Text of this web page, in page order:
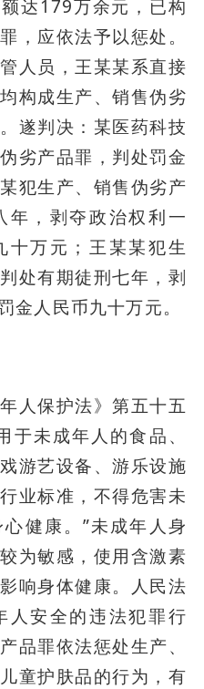
达179万余元，已构
，应依法予以惩处。
人员，王某某系直接
构成生产、销售伪劣
遂判决：某医药科技
劣产品罪，判处罚金
犯生产、销售伪劣产
年，剥夺政治权利一
十万元；王某某犯生
处有期徒刑七年，剥
金人民币九十万元。
人保护法》第五十五
于未成年人的食品、
游艺设备、游乐设施
业标准，不得危害未
健康。”未成年人身
为敏感，使用含激素
响身体健康。人民法
人安全的违法犯罪行
品罪依法惩处生产、
童护肤品的行为，有